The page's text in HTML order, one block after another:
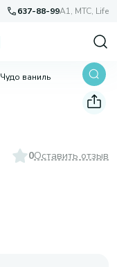
637-88-99A1, МТС, Life
Чудо ваниль
0Оставить отзыв